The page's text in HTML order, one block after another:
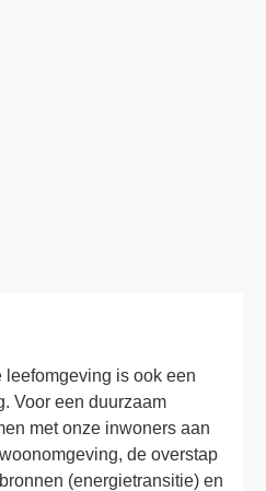
is ook een
Voor een duurzaam
met onze inwoners aan
de overstap
(energietransitie) en